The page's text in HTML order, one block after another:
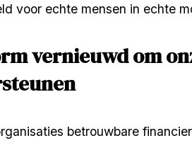
voor echte mensen in echte
vernieuwd om
betrouwbare